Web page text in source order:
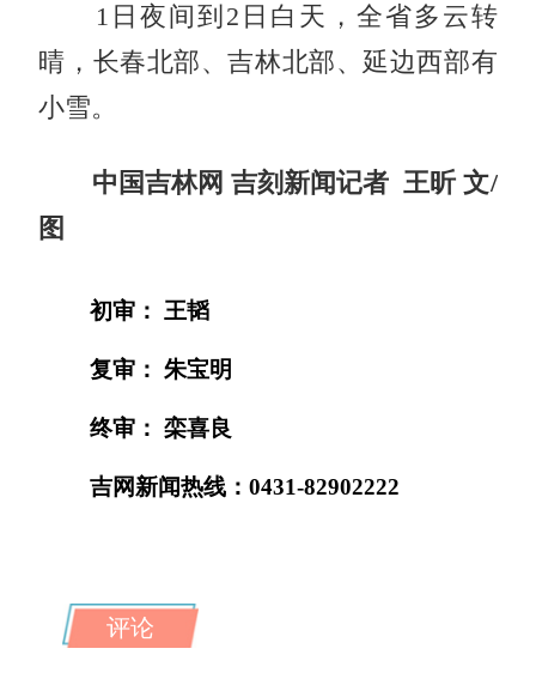
1日夜间到2日白天， 全省多云转
晴，长春北部、吉林北部、延边西部有
小雪。
中国吉林网 吉刻新闻记者 王昕 文/
图
初审： 王韬
复审： 朱宝明
终审： 栾喜良
吉网新闻热线：0431-82902222
评论